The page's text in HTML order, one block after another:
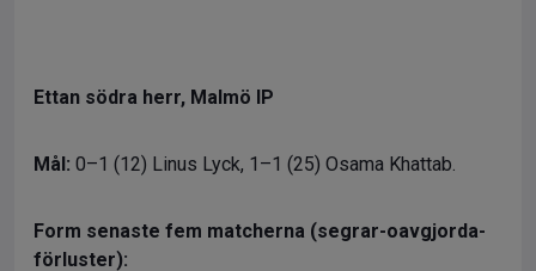
Ettan södra herr, Malmö IP
Mål: 0–1 (12) Linus Lyck, 1–1 (25) Osama Khattab.
Form senaste fem matcherna (segrar-oavgjorda-
förluster):